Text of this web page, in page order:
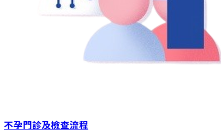
不孕門診及檢查流程